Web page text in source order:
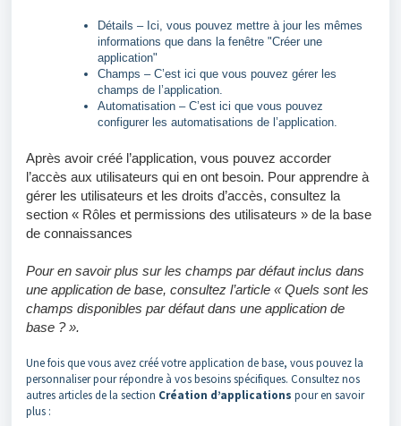
Détails – Ici, vous pouvez mettre à jour les mêmes
informations que dans la fenêtre "Créer une
application"
Champs – C’est ici que vous pouvez gérer les
champs de l’application.
Automatisation – C’est ici que vous pouvez
configurer les automatisations de l’application.
Après avoir créé l’application, vous pouvez accorder
l’accès aux utilisateurs qui en ont besoin. Pour apprendre à
gérer les utilisateurs et les droits d’accès, consultez la
section « Rôles et permissions des utilisateurs » de la base
de connaissances
Pour en savoir plus sur les champs par défaut inclus dans
une application de base, consultez l’article « Quels sont les
champs disponibles par défaut dans une application de
base ? ».
Une fois que vous avez créé votre application de base, vous pouvez la
personnaliser pour répondre à vos besoins spécifiques. Consultez nos
autres articles de la section Création d’applications pour en savoir
plus :